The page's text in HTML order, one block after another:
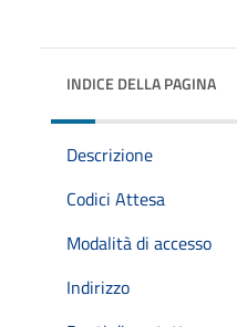
INDICE DELLA PAGINA
Descrizione
Codici Attesa
Modalità di accesso
Indirizzo